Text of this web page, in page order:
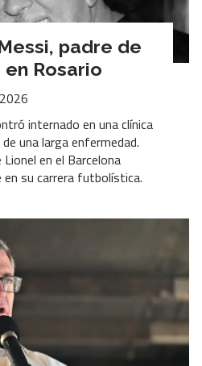
padre de
Rosario
internado en una clínica
una larga enfermedad.
en el Barcelona
en su carrera futbolística.